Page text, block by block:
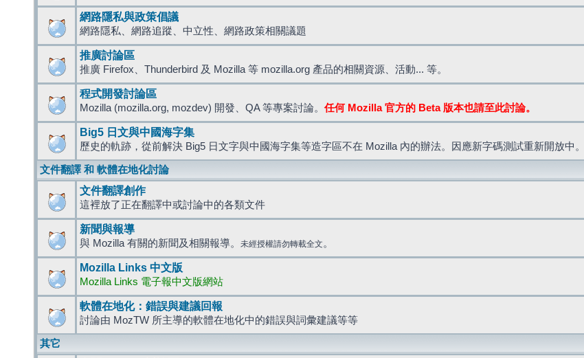
網路隱私與政策倡議
網路隱私、網路追蹤、中立性、網路政策相關議題
推廣討論區
推廣 Firefox、Thunderbird 及 Mozilla 等 mozilla.org 產品的相關資源、活動... 等。
程式開發討論區
Mozilla (mozilla.org, mozdev) 開發、QA 等專案討論。 任何 Mozilla 官方的 Beta 版本也請至此討論。
Big5 日文與中國海字集
歷史的軌跡，從前解決 Big5 日文字與中國海字集等造字區不在 Mozilla 內的辦法。因應新字碼測試重新開放中。
文件翻譯 和 軟體在地化討論
文件翻譯創作
這裡放了正在翻譯中或討論中的各類文件
新聞與報導
與 Mozilla 有關的新聞及相關報導。 未經授權請勿轉載全文 。
Mozilla Links 中文版
Mozilla Links 電子報中文版網站
軟體在地化：錯誤與建議回報
討論由 MozTW 所主導的軟體在地化中的錯誤與詞彙建議等等
其它